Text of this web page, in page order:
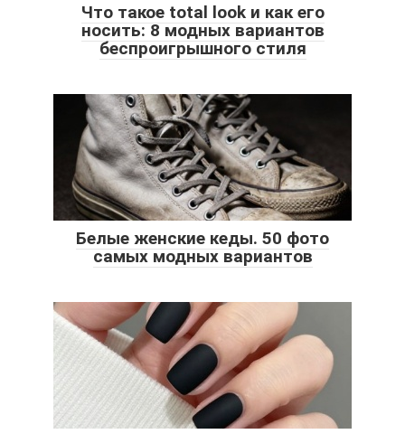
Что такое total look и как его
носить: 8 модных вариантов
беспроигрышного стиля
Белые женские кеды. 50 фото
самых модных вариантов